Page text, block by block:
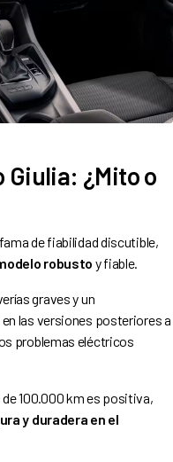
Giulia: ¿Mito o
de fiabilidad discutible,
robusto y fiable.
graves y un
las versiones posteriores a
problemas eléctricos
100.000 km es positiva,
y duradera en el